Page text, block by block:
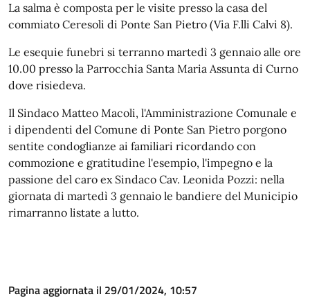
La salma è composta per le visite presso la casa del
commiato Ceresoli di Ponte San Pietro (Via F.lli Calvi 8).
Le esequie funebri si terranno martedì 3 gennaio alle ore
10.00 presso la Parrocchia Santa Maria Assunta di Curno
dove risiedeva.
Il Sindaco Matteo Macoli, l'Amministrazione Comunale e
i dipendenti del Comune di Ponte San Pietro porgono
sentite condoglianze ai familiari ricordando con
commozione e gratitudine l'esempio, l'impegno e la
passione del caro ex Sindaco Cav. Leonida Pozzi: nella
giornata di martedì 3 gennaio le bandiere del Municipio
rimarranno listate a lutto.
Pagina aggiornata il 29/01/2024, 10:57